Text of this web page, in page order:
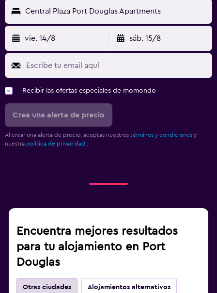
Central Plaza Port Douglas Apartments
vie. 14/8 sáb. 15/8
Recibir las ofertas especiales de momondo
Crea una alerta de precio
Al crear una alerta de precio, aceptas nuestros términos y condiciones y
nuestra política de privacidad.
Encuentra mejores resultados
para tu alojamiento en Port
Douglas
Otras ciudades Alojamientos alternativos